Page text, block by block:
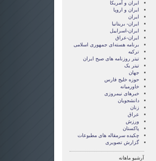
ايران و آمريکا
ايران و اروپا
ایران
ایران- بریتانیا
ایران-اسراییل
ایران-عراق
برنامه هسته‌ای جمهوری اسلامی
ترکیه
تیتر روزنامه های صبح ایران
تیتر یک
جهان
حوزه خلیج فارس
خاورمیانه
خبرهای نیمروزی
دانشجویان
زنان
عراق
ورزش
پاکستان
چکیده سرمقاله های مطبوعات
گزارش تصويری
آرشیو ماهانه